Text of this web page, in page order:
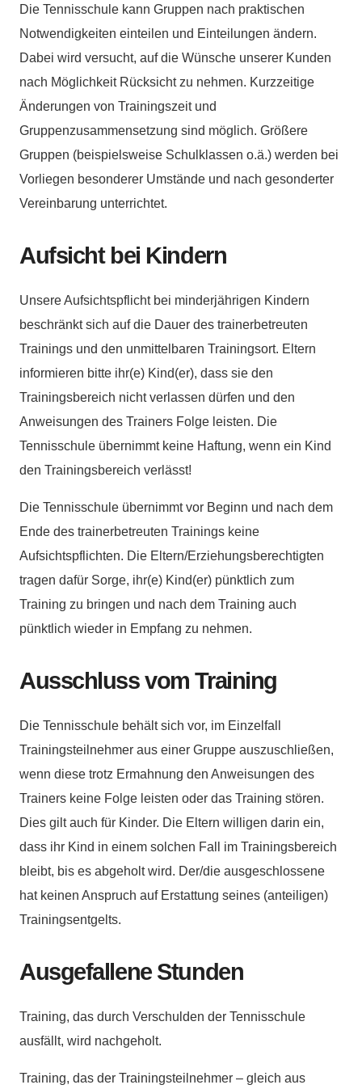
Die Tennisschule kann Gruppen nach praktischen
Notwendigkeiten einteilen und Einteilungen ändern.
Dabei wird versucht, auf die Wünsche unserer Kunden
nach Möglichkeit Rücksicht zu nehmen. Kurzzeitige
Änderungen von Trainingszeit und
Gruppenzusammensetzung sind möglich. Größere
Gruppen (beispielsweise Schulklassen o.ä.) werden bei
Vorliegen besonderer Umstände und nach gesonderter
Vereinbarung unterrichtet.
Aufsicht bei Kindern
Unsere Aufsichtspflicht bei minderjährigen Kindern
beschränkt sich auf die Dauer des trainerbetreuten
Trainings und den unmittelbaren Trainingsort. Eltern
informieren bitte ihr(e) Kind(er), dass sie den
Trainingsbereich nicht verlassen dürfen und den
Anweisungen des Trainers Folge leisten. Die
Tennisschule übernimmt keine Haftung, wenn ein Kind
den Trainingsbereich verlässt!
Die Tennisschule übernimmt vor Beginn und nach dem
Ende des trainerbetreuten Trainings keine
Aufsichtspflichten. Die Eltern/Erziehungsberechtigten
tragen dafür Sorge, ihr(e) Kind(er) pünktlich zum
Training zu bringen und nach dem Training auch
pünktlich wieder in Empfang zu nehmen.
Ausschluss vom Training
Die Tennisschule behält sich vor, im Einzelfall
Trainingsteilnehmer aus einer Gruppe auszuschließen,
wenn diese trotz Ermahnung den Anweisungen des
Trainers keine Folge leisten oder das Training stören.
Dies gilt auch für Kinder. Die Eltern willigen darin ein,
dass ihr Kind in einem solchen Fall im Trainingsbereich
bleibt, bis es abgeholt wird. Der/die ausgeschlossene
hat keinen Anspruch auf Erstattung seines (anteiligen)
Trainingsentgelts.
Ausgefallene Stunden
Training, das durch Verschulden der Tennisschule
ausfällt, wird nachgeholt.
Training, das der Trainingsteilnehmer – gleich aus